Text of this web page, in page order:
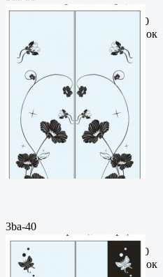
Пескоструйный
рисунокФормат: cdrЦена: 200
руб.Метки: векторный рисунок
3ba-40
Пескоструйный
рисунокФормат: cdrЦена: 200
руб.Метки: векторный рисунок